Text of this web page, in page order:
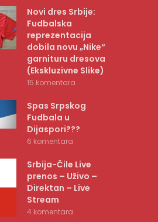
Novi dres Srbije:
Fudbalska
reprezentacija
dobila novu „Nike“
garnituru dresova
(Ekskluzivne Slike)
15 komentara
Spas Srpskog
Fudbala u
Dijaspori???
6 komentara
Srbija-Čile Live
prenos – Uživo –
Direktan – Live
Stream
4 komentara